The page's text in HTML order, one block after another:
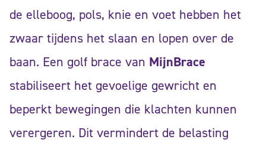
de elleboog, pols, knie en voet hebben het
zwaar tijdens het slaan en lopen over de
baan. Een golf brace van MijnBrace
stabiliseert het gevoelige gewricht en
beperkt bewegingen die klachten kunnen
verergeren. Dit vermindert de belasting